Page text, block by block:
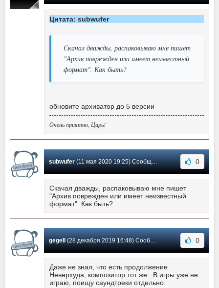
Цитата: subwufer
Скачал дважды, распаковываю мне пишет
"Архив поврежден или имеет неизвестный
формат". Как быть?
обновите архиватор до 5 версии
Очень приятно, Царь!
subwufer(11 мая 2020 19:25) Сообщение #26 0
Скачал дважды, распаковываю мне пишет
"Архив поврежден или имеет неизвестный
формат". Как быть?
gegell (28 декабря 2019 16:48) Сообщение #25 0
Даже не знал, что есть продолжение
Неверхуда, композитор тот же. В игры уже не
играю, поищу саундтреки отдельно.